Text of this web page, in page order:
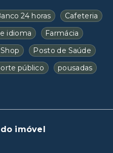
24 horas
Cafeteria
idioma
Farmácia
Posto de Saúde
público
pousadas
imóvel